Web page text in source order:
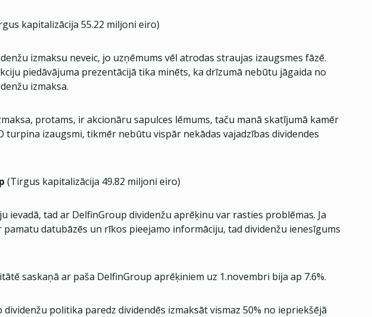
kapitalizācija 55.22 miljoni eiro)
izmaksu neveic, jo uzņēmums vēl atrodas straujas izaugsmes fāzē.
piedāvājuma prezentācijā tika minēts, ka drīzumā nebūtu jāgaida no
izmaksa.
protams, ir akcionāru sapulces lēmums, taču manā skatījumā kamēr
turpina izaugsmi, tikmēr nebūtu vispār nekādas vajadzības dividendes
(Tirgus kapitalizācija 49.82 miljoni eiro)
ievadā, tad ar DelfinGroup dividenžu aprēķinu var rasties problēmas. Ja
pamatu datubāzēs un rīkos pieejamo informāciju, tad dividenžu ienesīgums
saskaņā ar paša DelfinGroup aprēķiniem uz 1.novembri bija ap 7.6%.
dividenžu politika paredz dividendēs izmaksāt vismaz 50% no iepriekšējā